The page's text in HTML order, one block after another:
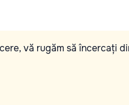
vă rugăm să încercați